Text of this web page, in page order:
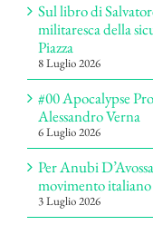
Sul libro di
militaresca della
Piazza
8 Luglio 2026
#00 Apocalypse
Alessandro Verna
6 Luglio 2026
Per Anubi
movimento
3 Luglio 2026